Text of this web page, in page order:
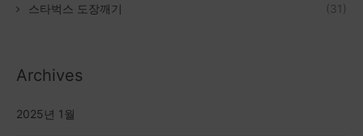
스타벅스 도장깨기 (31)
Archives
2025년 1월